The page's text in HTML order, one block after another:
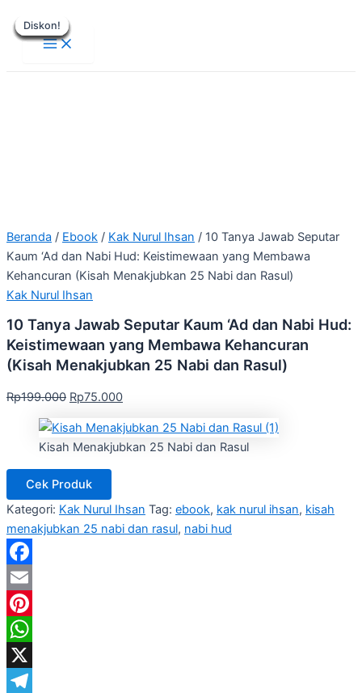
ke
konten
Diskon!
Beranda / Ebook / Kak Nurul Ihsan / 10 Tanya Jawab Seputar
Kaum ‘Ad dan Nabi Hud: Keistimewaan yang Membawa
Kehancuran (Kisah Menakjubkan 25 Nabi dan Rasul)
Kak Nurul Ihsan
10 Tanya Jawab Seputar Kaum ‘Ad dan Nabi Hud:
Keistimewaan yang Membawa Kehancuran
(Kisah Menakjubkan 25 Nabi dan Rasul)
Rp199.000
aslinya
adalah:
Rp75.000
Kisah Menakjubkan 25 Nabi dan Rasul
Cek Produk
Kategori: Kak Nurul Ihsan Tag: ebook, kak nurul ihsan, kisah
menakjubkan 25 nabi dan rasul, nabi hud
Facebook
Email
Pinterest
WhatsApp
X
Diskon!
Diskon!
Diskon!
Diskon!
Diskon!
Diskon!
Diskon!
Diskon!